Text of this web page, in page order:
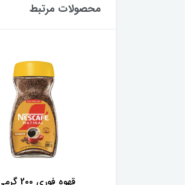
محصولات مرتبط
قهوه فوری 2۰۰